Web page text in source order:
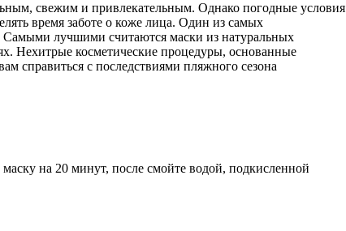
свежим и привлекательным. Однако погодные условия
время заботе о коже лица. Один из самых
Самыми лучшими считаются маски из натуральных
Нехитрые косметические процедуры, основанные
справиться с последствиями пляжного сезона
на 20 минут, после смойте водой, подкисленной